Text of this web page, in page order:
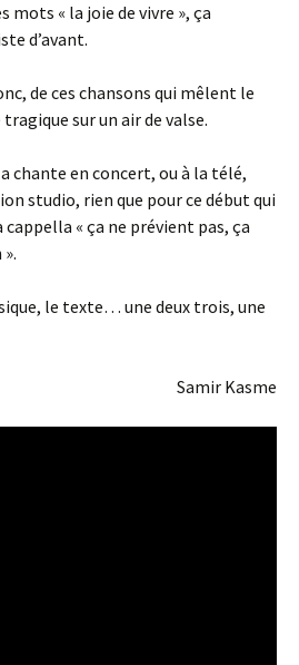
mots « la joie de vivre », ça
d’avant.
de ces chansons qui mêlent le
sur un air de valse.
chante en concert, ou à la télé,
studio, rien que pour ce début qui
« ça ne prévient pas, ça
le texte… une deux trois, une
Samir Kasme